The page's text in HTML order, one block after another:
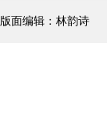
版面编辑：林韵诗